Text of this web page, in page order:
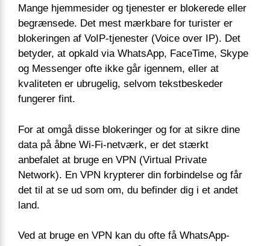
Mange hjemmesider og tjenester er blokerede eller
begrænsede. Det mest mærkbare for turister er
blokeringen af VoIP-tjenester (Voice over IP). Det
betyder, at opkald via WhatsApp, FaceTime, Skype
og Messenger ofte ikke går igennem, eller at
kvaliteten er ubrugelig, selvom tekstbeskeder
fungerer fint.
For at omgå disse blokeringer og for at sikre dine
data på åbne Wi-Fi-netværk, er det stærkt
anbefalet at bruge en VPN (Virtual Private
Network). En VPN krypterer din forbindelse og får
det til at se ud som om, du befinder dig i et andet
land.
Ved at bruge en VPN kan du ofte få WhatsApp-